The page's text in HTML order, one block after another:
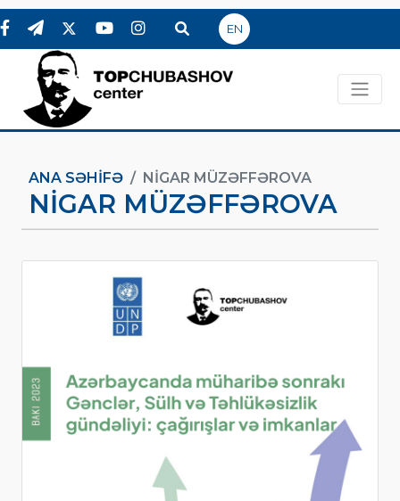
EN
ANA SƏHIFƏ NIGAR MÜZƏFFƏROVA
NIGAR MÜZƏFFƏROVA